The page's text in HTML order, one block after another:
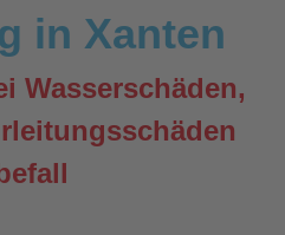
in Xanten
Wasserschäden,